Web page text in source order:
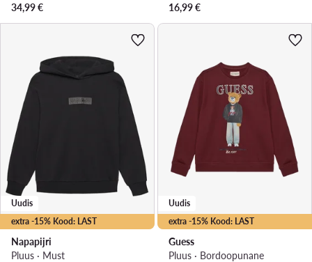
34,99€
16,99€
extra -15% Kood: LAST
Uudis
Napapijri
Pluus · Must
extra -15% Kood: LAST
Uudis
Guess
Pluus · Bordoopunane